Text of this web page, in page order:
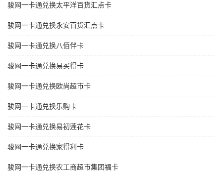
骏网一卡通兑换太平洋百货汇点卡
骏网一卡通兑换永安百货汇点卡
骏网一卡通兑换八佰伴卡
骏网一卡通兑换易买得卡
骏网一卡通兑换欧尚超市卡
骏网一卡通兑换乐购卡
骏网一卡通兑换易初莲花卡
骏网一卡通兑换家得利卡
骏网一卡通兑换农工商超市集团福卡